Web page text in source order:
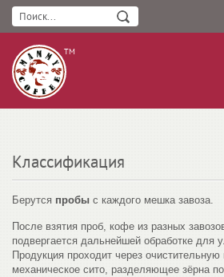
ТМ
Классификация
Берутся пробы с каждого мешка завоза.
После взятия проб, кофе из разных
подвергается дальнейшей обработке для
Продукция проходит через
механическое сито, разделяющее зёрна